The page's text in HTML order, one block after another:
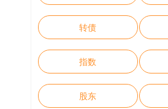
转债
指数
股东